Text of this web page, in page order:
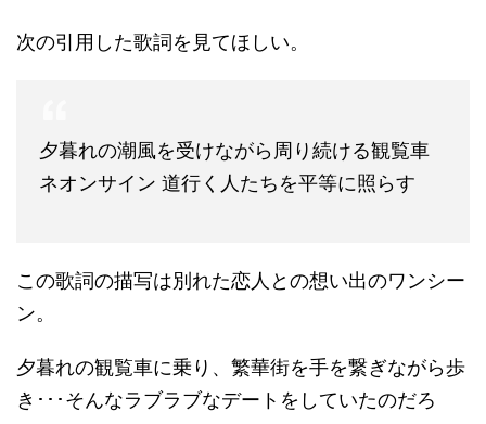
次の引用した歌詞を見てほしい。
夕暮れの潮風を受けながら周り続ける観覧車
ネオンサイン 道行く人たちを平等に照らす
この歌詞の描写は別れた恋人との想い出のワンシー
ン。
夕暮れの観覧車に乗り、繁華街を手を繋ぎながら歩
き･･･そんなラブラブなデートをしていたのだろ